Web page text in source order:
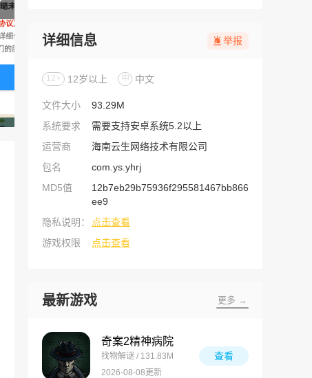
详细信息 举报
12+ 12岁以上 中 中文
文件大小
93.29M
系统要求
需要支持安卓系统5.2以上
运营商
海南云生网络技术有限公司
包名
com.ys.yhrj
MD5值
12b7eb29b75936f295581467bb866
ee9
隐私说明：
点击查看
游戏权限
点击查看
最新游戏 更多 →
奇案2精神病院
找物解谜 / 131.83M
2026-08-08更新
查看